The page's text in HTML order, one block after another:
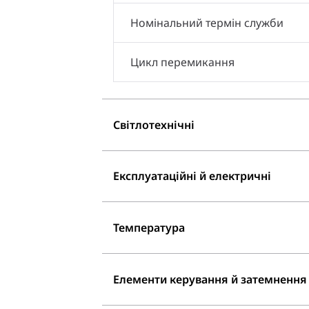
Номінальний термін служби
Цикл перемикання
Світлотехнічні
Експлуатаційні й електричні
Температура
Елементи керування й затемнення